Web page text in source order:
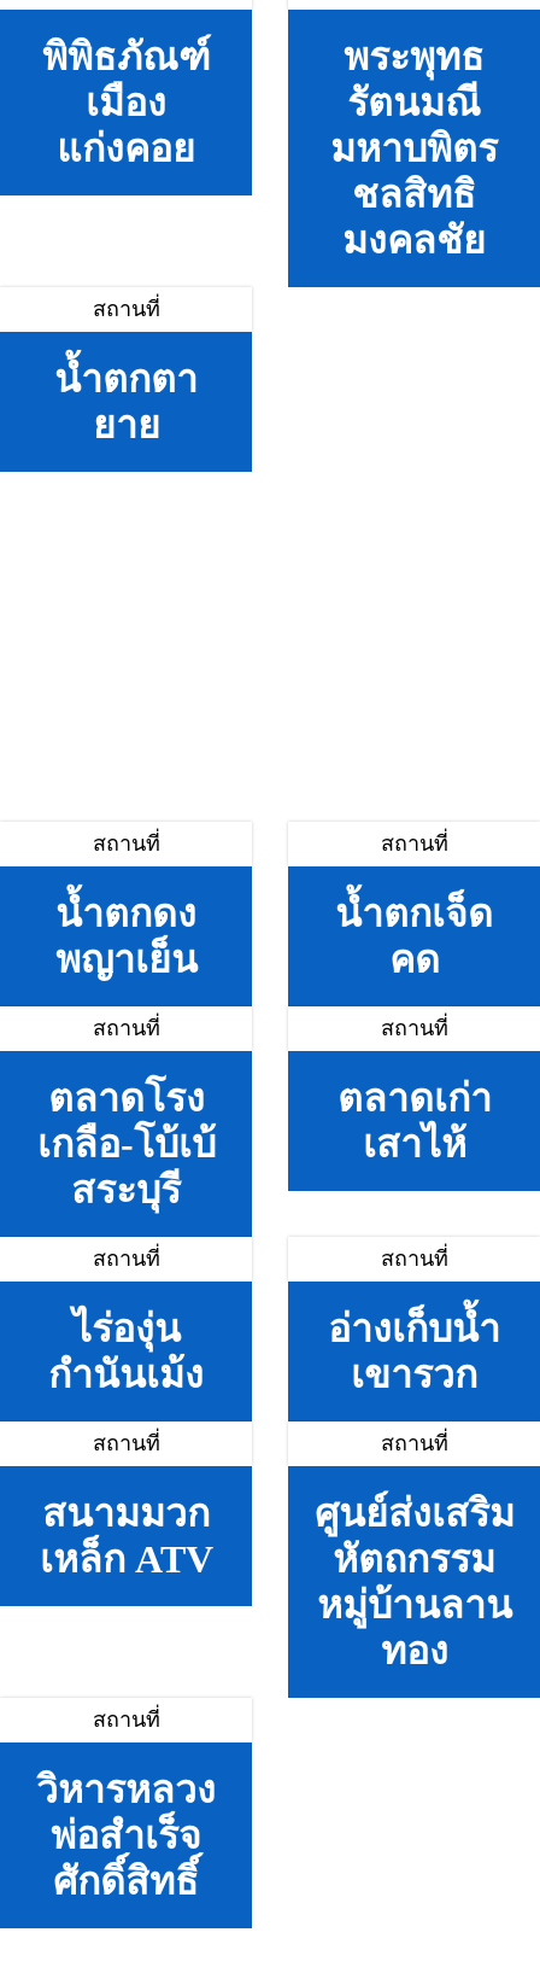
พิพิธภัณฑ์
เมือง
แก่งคอย
พระพุทธ
รัตนมณี
มหาบพิตร
ชลสิทธิ
มงคลชัย
สถานที่
น้ำตกตา
ยาย
สถานที่
น้ำตกดง
พญาเย็น
สถานที่
น้ำตกเจ็ด
คด
สถานที่
ตลาดโรง
เกลือ-โบ้เบ้
สระบุรี
สถานที่
ตลาดเก่า
เสาไห้
สถานที่
ไร่องุ่น
กำนันเม้ง
สถานที่
อ่างเก็บน้ำ
เขารวก
สถานที่
สนามมวก
เหล็ก ATV
สถานที่
ศูนย์ส่งเสริม
หัตถกรรม
หมู่บ้านลาน
ทอง
สถานที่
วิหารหลวง
พ่อสำเร็จ
ศักดิ์สิทธิ์